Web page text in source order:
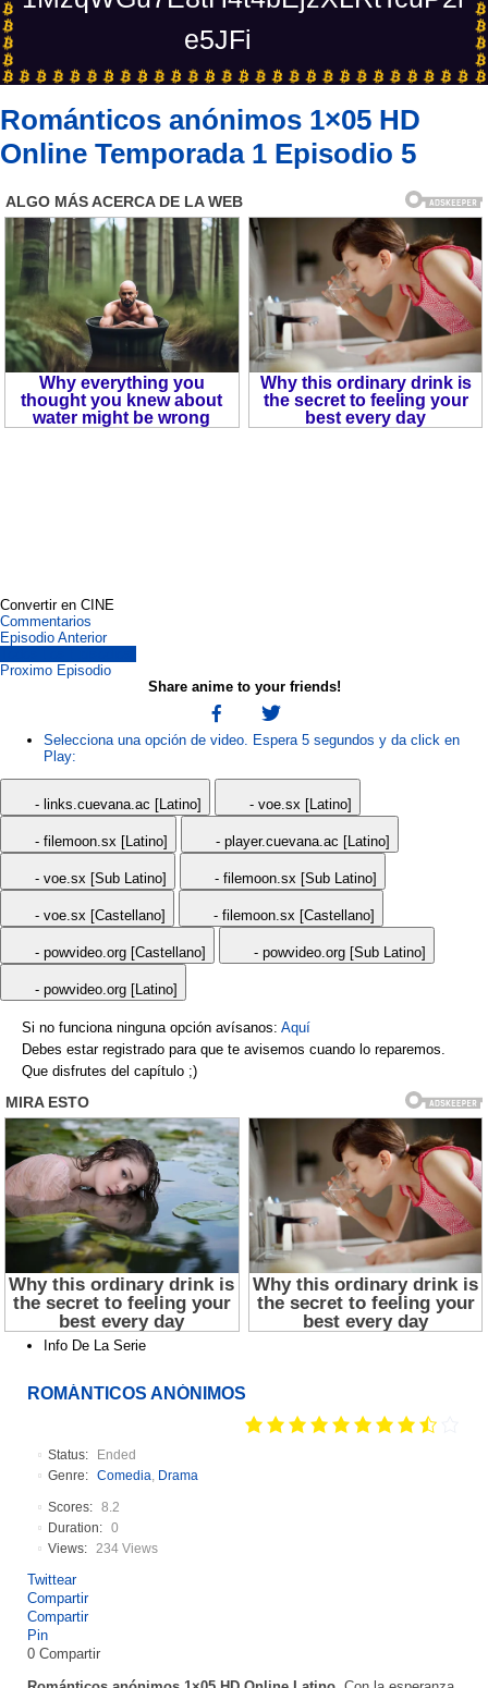
e5JFi
Románticos anónimos 1×05 HD
Online Temporada 1 Episodio 5
Convertir en CINE
Commentarios
Episodio Anterior
Proximo Episodio
Share anime to your friends!
Selecciona una opción de video. Espera 5 segundos y da click en
Play:
- links.cuevana.ac [Latino] - voe.sx [Latino]
- filemoon.sx [Latino] - player.cuevana.ac [Latino]
- voe.sx [Sub Latino] - filemoon.sx [Sub Latino]
- voe.sx [Castellano] - filemoon.sx [Castellano]
- powvideo.org [Castellano] - powvideo.org [Sub Latino]
- powvideo.org [Latino]
Si no funciona ninguna opción avísanos: Aquí
Debes estar registrado para que te avisemos cuando lo reparemos.
Que disfrutes del capítulo ;)
Info De La Serie
ROMÁNTICOS ANÓNIMOS
Status:
Ended
Genre: Comedia Drama
Scores: 8.2
Duration: 0
Views:
234 Views
Twittear
Compartir
Compartir
Pin
0 Compartir